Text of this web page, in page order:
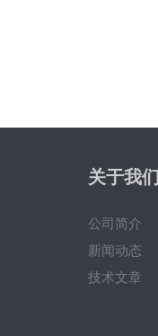
关于我们
公司简介
新闻动态
技术文章